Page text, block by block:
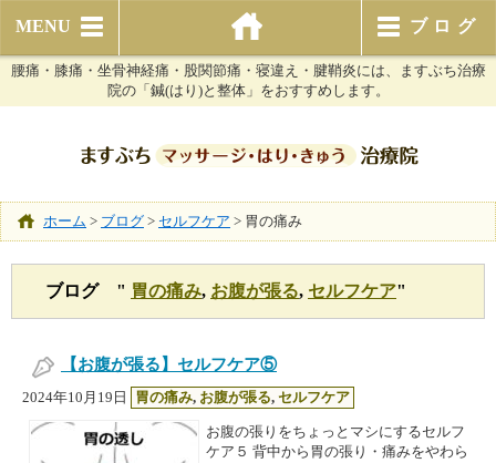
MENU ブログ
腰痛・膝痛・坐骨神経痛・股関節痛・寝違え・腱鞘炎には、ますぶち治療
院の「鍼(はり)と整体」をおすすめします。
ホーム > ブログ > セルフケア > 胃の痛み
ブログ " 胃の痛み, お腹が張る, セルフケア"
【お腹が張る】セルフケア⑤
2024年10月19日 胃の痛み, お腹が張る, セルフケア
お腹の張りをちょっとマシにするセルフ
ケア５ 背中から胃の張り・痛みをやわら